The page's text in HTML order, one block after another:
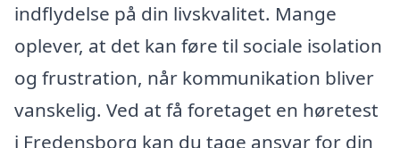
indflydelse på din livskvalitet. Mange
oplever, at det kan føre til sociale isolation
og frustration, når kommunikation bliver
vanskelig. Ved at få foretaget en høretest
i Fredensborg kan du tage ansvar for din